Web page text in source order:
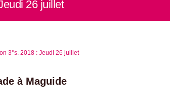
26 juillet
à Maguide